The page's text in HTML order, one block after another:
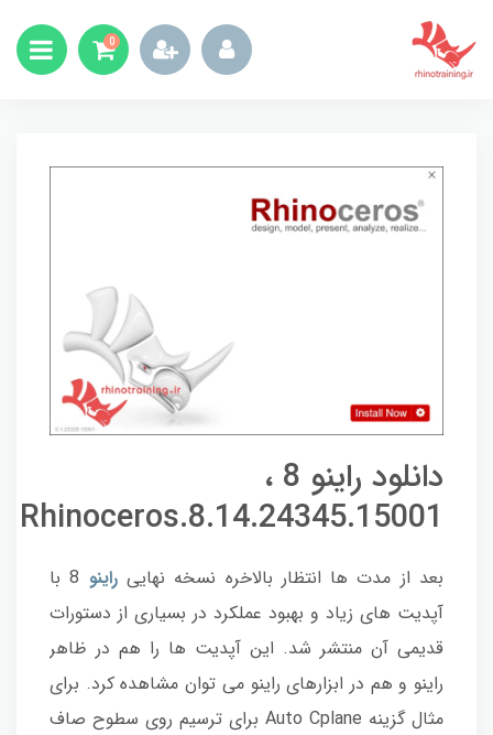
0
دانلود راینو 8 ،
Rhinoceros.8.14.24345.15001
بعد از مدت ها انتظار بالاخره نسخه نهاییراینو
8 با
آپدیت های زیاد و بهبود عملکرد در بسیاری از دستورات
قدیمی آن منتشر شد. این آپدیت ها را هم در ظاهر
راینو و هم در ابزارهای راینو می توان مشاهده کرد. برای
مثال گزینه Auto Cplane برای ترسیم روی سطوح صاف